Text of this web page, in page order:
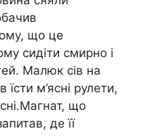
що це
сидіти смирно і
Малюк сів на
м’ясні рулети,
що
де її